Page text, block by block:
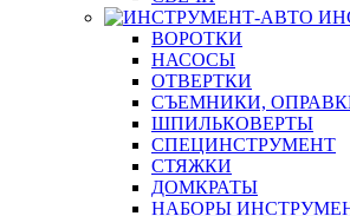
ВОРОТКИ
НАСОСЫ
ОТВЕРТКИ
СЪЕМНИКИ,
ШПИЛЬКОВЕРТЫ
СПЕЦИНСТРУМЕНТ
СТЯЖКИ
ДОМКРАТЫ
НАБОРЫ